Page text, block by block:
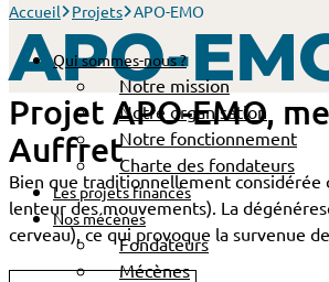
Qui sommes-nous ?
Notre mission
Notre organisation
Notre fonctionnement
Charte des fondateurs
Les projets financés
Nos mécènes
Fondateurs
Mécènes
Accueil Projets APO-EMO
APO-
Projet APO-­EMO,
Auffret
Bien que traditionnellement considérée
lenteur des mouvements). La
cerveau), ce qui provoque la survenue